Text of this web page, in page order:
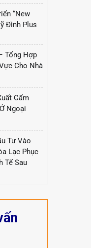
“New
Đình Plus
Tổng Hợp
Cho Nhà
Cấm
Ngoại
Tư Vào
Lạc Phục
Tế Sau